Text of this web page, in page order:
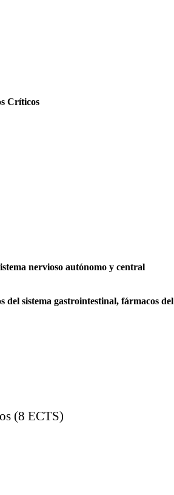
Críticos
nervioso autónomo y central
sistema gastrointestinal, fármacos del
(8 ECTS)